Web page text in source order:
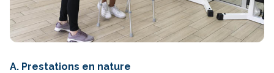
A. Prestations en nature